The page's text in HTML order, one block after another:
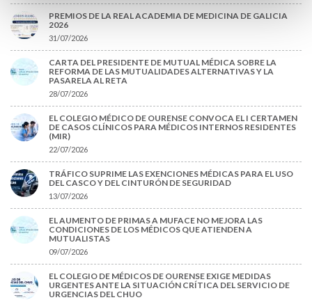
PREMIOS DE LA REAL ACADEMIA DE MEDICINA DE GALICIA
2026
31/07/2026
CARTA DEL PRESIDENTE DE MUTUAL MÉDICA SOBRE LA
REFORMA DE LAS MUTUALIDADES ALTERNATIVAS Y LA
PASARELA AL RETA
28/07/2026
EL COLEGIO MÉDICO DE OURENSE CONVOCA EL I CERTAMEN
DE CASOS CLÍNICOS PARA MÉDICOS INTERNOS RESIDENTES
(MIR)
22/07/2026
TRÁFICO SUPRIME LAS EXENCIONES MÉDICAS PARA EL USO
DEL CASCO Y DEL CINTURÓN DE SEGURIDAD
13/07/2026
EL AUMENTO DE PRIMAS A MUFACE NO MEJORA LAS
CONDICIONES DE LOS MÉDICOS QUE ATIENDEN A
MUTUALISTAS
09/07/2026
EL COLEGIO DE MÉDICOS DE OURENSE EXIGE MEDIDAS
URGENTES ANTE LA SITUACIÓN CRÍTICA DEL SERVICIO DE
URGENCIAS DEL CHUO